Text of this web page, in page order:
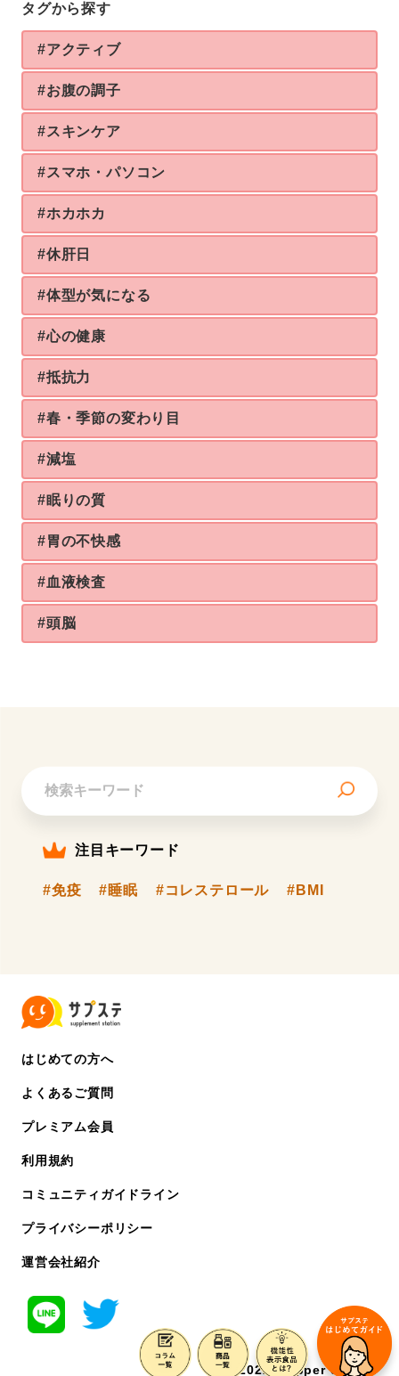
タグから探す
#アクティブ
#お腹の調子
#スキンケア
#スマホ・パソコン
#ホカホカ
#休肝日
#体型が気になる
#心の健康
#抵抗力
#春・季節の変わり目
#減塩
#眠りの質
#胃の不快感
#血液検査
#頭脳
注目キーワード
#免疫 #睡眠 #コレステロール #BMI
はじめての方へ
よくあるご質問
プレミアム会員
利用規約
コミュニティガイドライン
プライバシーポリシー
運営会社紹介
©️ 2022 chipper co. ltd.